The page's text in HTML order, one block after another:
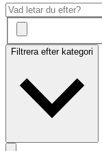
Filtrera efter kategori